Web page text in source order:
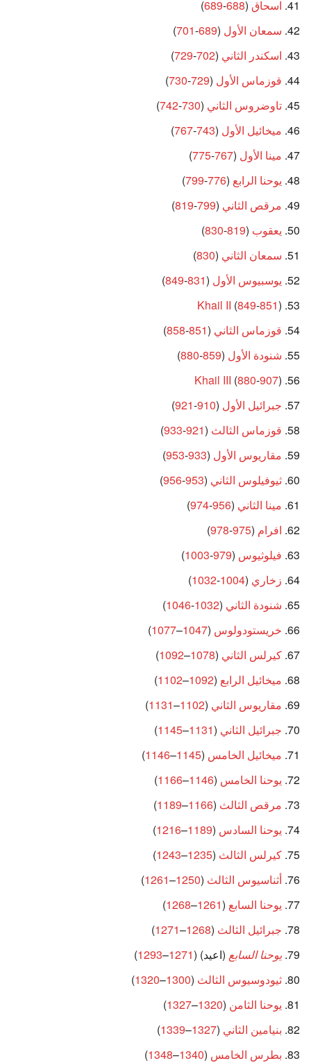
اسحاق (
688
-
689
)
سمعان الأول (
689
-
701
)
اسكندر الثاني (
702
-
729
)
قوزماس الأول (
729
-
730
)
تاوضروس الثاني (
730
-
742
)
ميخائيل الأول (
743
-
767
)
مينا الأول (
767
-
775
)
يوحنا الرابع (
776
-
799
)
مرقص الثاني (
799
-
819
)
يعقوب (
819
-
830
)
سمعان الثاني (
830
)
يوسبيوس الأول (
831
-
849
)
Khail II (849-851)
قوزماس الثاني (
851
-
858
)
شنودة الأول (
859
-
880
)
Khail III (880-907)
جبرائيل الأول (
910
-
921
)
قوزماس الثالث (
921
-
933
)
مقاريوس الأول (
933
-
953
)
ثيوفيلوس الثاني (
953
-
956
)
مينا الثاني (
956
-
974
)
افرام (
975
-
978
)
فيلوثيوس (
979
-
1003
)
زخاري (
1004
-
1032
)
شنودة الثاني (
1032
-
1046
)
خريستودولوس (
1047
–
1077
)
كيرلس الثاني (
1078
–
1092
)
ميخائيل الرابع (
1092
–
1102
)
مقاريوس الثاني (
1102
–
1131
)
جبرائيل الثاني (
1131
–
1145
)
ميخائيل الخامس (
1145
–
1146
)
يوحنا الخامس (
1146
–
1166
)
مرقص الثالث (
1166
–
1189
)
يوحنا السادس (
1189
–
1216
)
كيرلس الثالث (
1235
–
1243
)
أثناسيوس الثالث (
1250
–
1261
)
يوحنا السابع (
1261
–
1268
)
جبرائيل الثالث (
1268
–
1271
)
يوحنا السابع (اعيد) (1271
–
1293
)
ثيودوسيوس الثالث (
1300
–
1320
)
يوحنا الثامن (
1320
–
1327
)
بنيامين الثاني (
1327
–
1339
)
بطرس الخامس (
1340
–
1348
)